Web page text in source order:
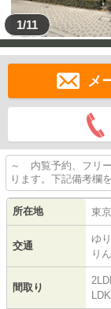
1/11
メ
～ 内覧予約、フリ
ります。下記備考欄
所在地 東
交通
ゆ
り
間取り